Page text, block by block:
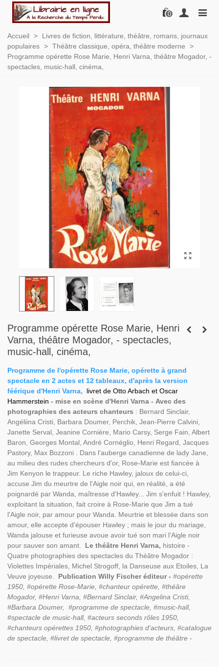
0
Accueil >
Livres de fiction, littérature, théâtre, romans, journaux
populaires > Théâtre classique, opéra, théâtre moderne
>
Programme opérette Rose Marie, Henri Varna, théâtre Mogador, -
spectacles, music-hall, cinéma,
Programme opérette Rose Marie, Henri
Varna, théâtre Mogador, - spectacles,
music-hall, cinéma,
Programme de l'opérette Rose Marie, opérette à grand
spectacle en 2 actes et 12 tableaux, d'après la version
féérique d'Henri Varna,
livret de Otto Arbach et Oscar
Hammerstein - mise en scène d'Henri Varna - Avec des
photographies des acteurs chanteurs : Bernard Sinclair,
Angéliina Cristi, Barbara Doumer, Perchik, Jean-Pierre Calvini,
Janette Serval, Jeanine Cornière, Mario Carsy, Serge Fain, Albert
Baron, Georges Montal, André Cornéglio, Henri Regard, Jacques
Pastory, Max Bozzoni . Dans l'auberge canadienne de lady Jane,
au milieu des rudes chercheurs d'or, Rose-Marie est fiancée à
Jim Kenyon le trappeur. Le riche Hawley, jaloux de celui-ci,
accuse Jim du meurtre de l'Aigle noir qui, en réalité, a été
poignardé par Wanda, maîtresse d'Hawley... Jim s'enfuit ! Hawley,
exploitant la situation, fait croire à Rose-Marie que Jim a tué
l'Aigle noir, par amour pour Wanda. Meurtrie et blessée dans son
amour, elle accepte d'épouser Hawley ; mais le jour du mariage,
Wanda jalouse et furieuse avoue avoir tué son mari l'Aigle noir
pour sauver son amant. Le théâtre Henri Varna, histoire -
Quatre photographies des spectacles du Théâtre Mogador :
Violettes Impériales, Michel Strogoff, la Danseuse aux Etoiles, La
Veuve joyeuse. Publication Willy Fischer éditeur - #opérette
1950, #opérette Rose-Marie, #chanteur opérette, #théâre
Mogador, #Henri Varna, #Bernard Sinclair, #Angelina Cristi,
#Barbara Doumer, #programme de spectacle, #music-hall,
#spectacle de music-hall, #acteurs seconds rôles 1950,
#chanteurs opérettes 1950, #photographies d'acteurs, #catalogue
de spectacle, #livret de spectacle, #programme de théâtre -